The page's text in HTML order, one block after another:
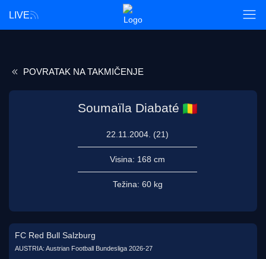
LIVE
POVRATAK NA TAKMIČENJE
Soumaïla Diabaté
22.11.2004. (21)
Visina: 168 cm
Težina: 60 kg
FC Red Bull Salzburg
AUSTRIA: Austrian Football Bundesliga 2026-27